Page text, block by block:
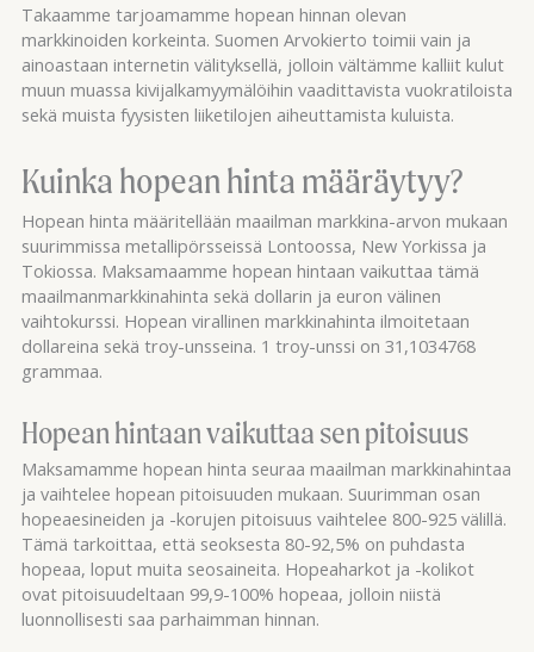
Takaamme tarjoamamme hopean hinnan olevan
markkinoiden korkeinta. Suomen Arvokierto toimii vain ja
ainoastaan internetin välityksellä, jolloin vältämme kalliit kulut
muun muassa kivijalkamyymälöihin vaadittavista vuokratiloista
sekä muista fyysisten liiketilojen aiheuttamista kuluista.
Kuinka hopean hinta määräytyy?
Hopean hinta määritellään maailman markkina-arvon mukaan
suurimmissa metallipörsseissä Lontoossa, New Yorkissa ja
Tokiossa. Maksamaamme hopean hintaan vaikuttaa tämä
maailmanmarkkinahinta sekä dollarin ja euron välinen
vaihtokurssi. Hopean virallinen markkinahinta ilmoitetaan
dollareina sekä troy-unsseina. 1 troy-unssi on 31,1034768
grammaa.
Hopean hintaan vaikuttaa sen pitoisuus
Maksamamme hopean hinta seuraa maailman markkinahintaa
ja vaihtelee hopean pitoisuuden mukaan. Suurimman osan
hopeaesineiden ja -korujen pitoisuus vaihtelee 800-925 välillä.
Tämä tarkoittaa, että seoksesta 80-92,5% on puhdasta
hopeaa, loput muita seosaineita. Hopeaharkot ja -kolikot
ovat pitoisuudeltaan 99,9-100% hopeaa, jolloin niistä
luonnollisesti saa parhaimman hinnan.